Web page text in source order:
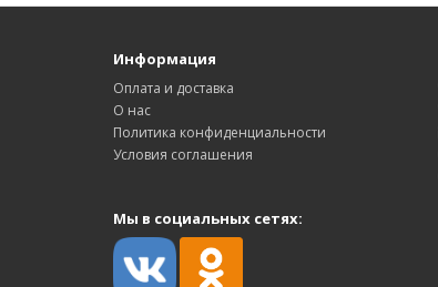
Информация
Оплата и доставка
О нас
Политика конфиденциальности
Условия соглашения
Мы в социальных сетях: